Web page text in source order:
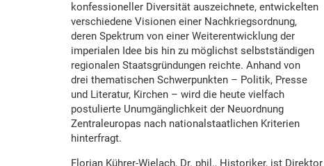
konfessioneller Diversität auszeichnete, entwickelten
verschiedene Visionen einer Nachkriegsordnung,
deren Spektrum von einer Weiterentwicklung der
imperialen Idee bis hin zu möglichst selbstständigen
regionalen Staatsgründungen reichte. Anhand von
drei thematischen Schwerpunkten – Politik, Presse
und Literatur, Kirchen – wird die heute vielfach
postulierte Unumgänglichkeit der Neuordnung
Zentraleuropas nach nationalstaatlichen Kriterien
hinterfragt.
Florian Kührer-Wielach, Dr. phil., Historiker, ist